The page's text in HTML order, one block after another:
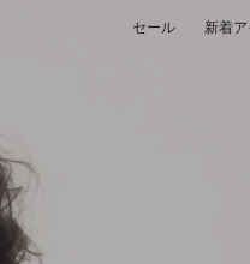
セール 新着